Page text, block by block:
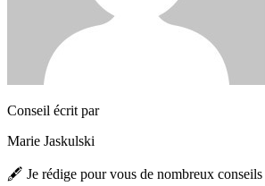
Conseil écrit par
Marie Jaskulski
🖋️ Je rédige pour vous de nombreux conseils